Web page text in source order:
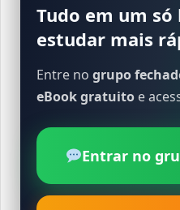
Tudo em um
estudar mais
Entre no grupo
eBook gratuito e
Entrar no